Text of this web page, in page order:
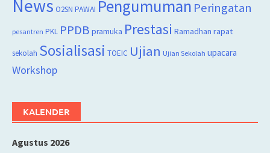
News O2SN PAWAI Pengumuman Peringatan
pesantren PKL PPDB pramuka Prestasi Ramadhan rapat
sekolah Sosialisasi TOEIC Ujian Ujian Sekolah upacara
Workshop
KALENDER
Agustus 2026